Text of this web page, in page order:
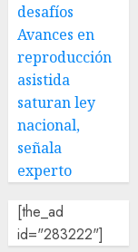
desafíos
Avances en
reproducción
asistida
saturan ley
nacional,
señala
experto
[the_ad
id="283222"]